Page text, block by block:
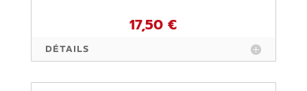
17,50 €
DÉTAILS